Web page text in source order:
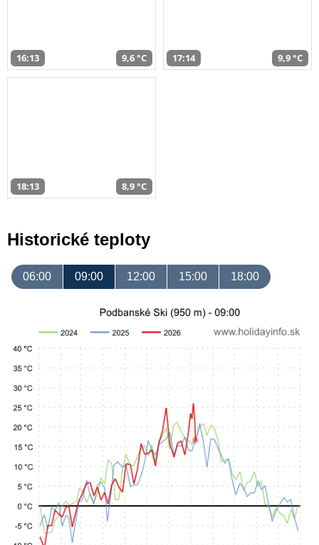
16:13 9,6 °C 17:14 9,9 °C
18:13 8,9 °C
Historické teploty
06:00 09:00 12:00 15:00 18:00